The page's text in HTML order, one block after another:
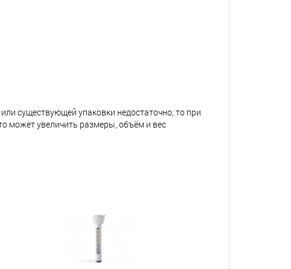
существующей упаковки недостаточно, то при
может увеличить размеры, объём и вес